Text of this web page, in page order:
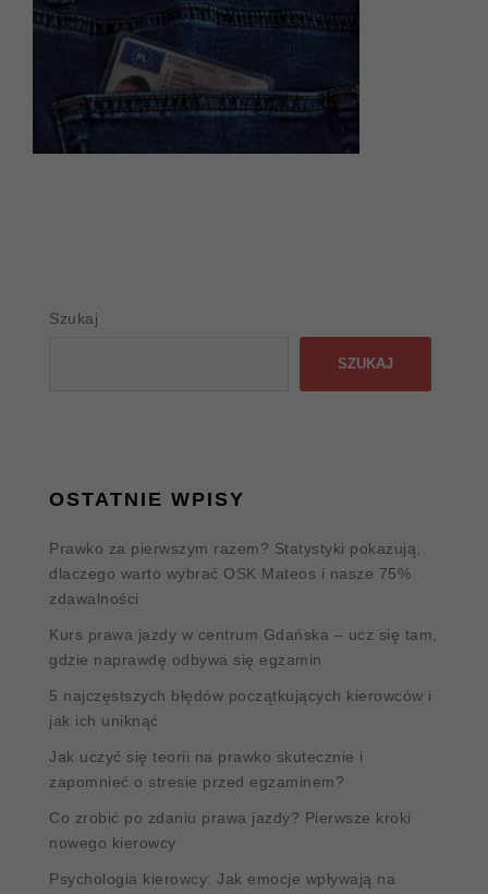
Szukaj
SZUKAJ
OSTATNIE WPISY
Prawko za pierwszym razem? Statystyki pokazują,
dlaczego warto wybrać OSK Mateos i nasze 75%
zdawalności
Kurs prawa jazdy w centrum Gdańska – ucz się tam,
gdzie naprawdę odbywa się egzamin
5 najczęstszych błędów początkujących kierowców i
jak ich uniknąć
Jak uczyć się teorii na prawko skutecznie i
zapomnieć o stresie przed egzaminem?
Co zrobić po zdaniu prawa jazdy? Pierwsze kroki
nowego kierowcy
Psychologia kierowcy: Jak emocje wpływają na